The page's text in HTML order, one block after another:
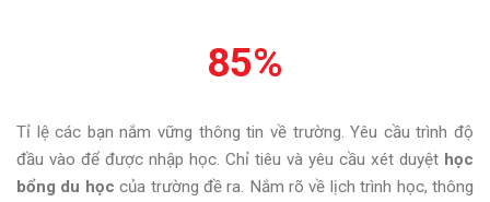
85%
Tỉ lệ các bạn nắm vững thông tin về trường. Yêu cầu trình độ
đầu vào để được nhập học. Chỉ tiêu và yêu cầu xét duyệt học
bổng du học của trường đề ra. Nắm rõ về lịch trình học, thông